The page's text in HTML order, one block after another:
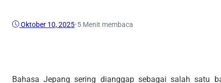
Oktober 10, 2025•5 Menit membaca
Bahasa Jepang sering dianggap sebagai salah satu